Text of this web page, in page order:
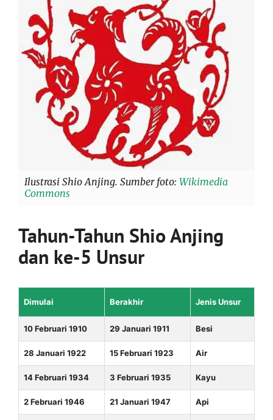
Ilustrasi Shio Anjing. Sumber foto: Wikimedia
Commons
Tahun-Tahun Shio Anjing
dan ke-5 Unsur
Dimulai Berakhir Jenis Unsur
10 Februari 1910 29 Januari 1911 Besi
28 Januari 1922 15 Februari 1923 Air
14 Februari 1934 3 Februari 1935 Kayu
2 Februari 1946 21 Januari 1947 Api